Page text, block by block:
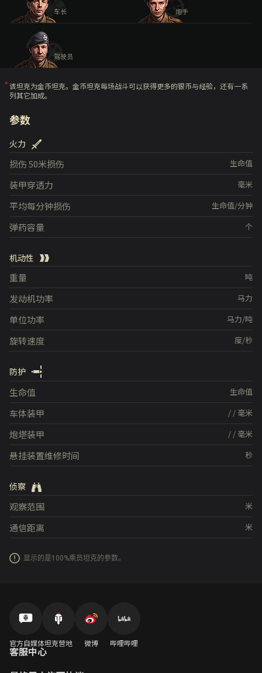
车长 炮手
驾驶员
该坦克为金币坦克。金币坦克每场战斗可以获得更多的银币与经验，还有一系
列其它加成。
参数
火力
生命值
损伤50米损伤
毫米
装甲穿透力
生命值/分钟
平均每分钟损伤
个
弹药容量
机动性
吨
重量
马力
发动机功率
马力/吨
单位功率
度/秒
旋转速度
防护
生命值
生命值
/ / 毫米
车体装甲
/ / 毫米
炮塔装甲
秒
悬挂装置维修时间
侦察
米
观察范围
米
通信距离
显示的是100%乘员坦克的参数。
官方自媒体坦克营地 微博 哔哩哔哩
客服中心